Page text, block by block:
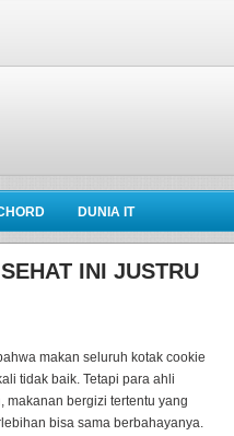
DUNIA IT
INI JUSTRU
makan seluruh kotak cookie
tidak baik. Tetapi para ahli
makanan bergizi tertentu yang
bisa sama berbahayanya.